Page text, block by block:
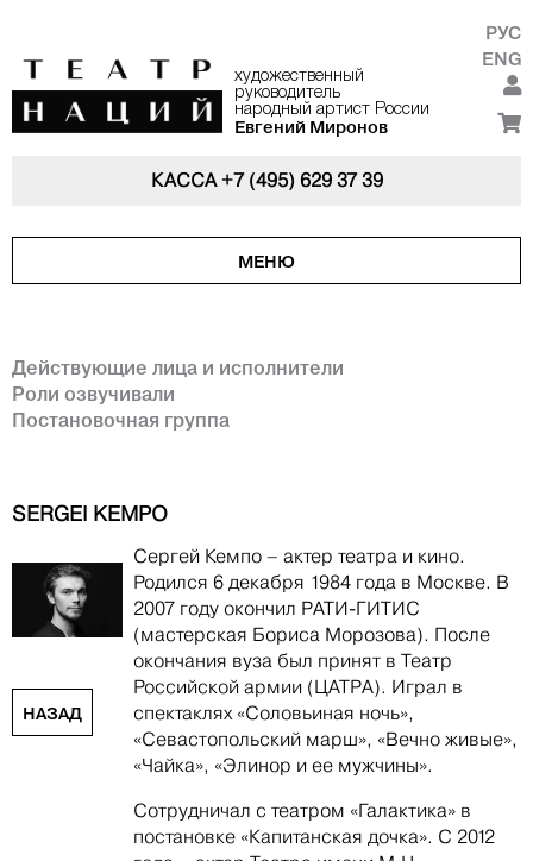
художественный
руководитель
народный артист России
Евгений Миронов
РУС
ENG
КАССА+7 (495) 629 37 39
МЕНЮ
Действующие лица и исполнители
Роли озвучивали
Постановочная группа
SERGEI KEMPO
НАЗАД
Сергей Кемпо – актер театра и кино.
Родился 6 декабря 1984 года в Москве. В
2007 году окончил РАТИ-ГИТИС
(мастерская Бориса Морозова). После
окончания вуза был принят в Театр
Российской армии (ЦАТРА). Играл в
спектаклях «Соловьиная ночь»,
«Севастопольский марш», «Вечно живые»,
«Чайка», «Элинор и ее мужчины».
Сотрудничал с театром «Галактика» в
постановке «Капитанская дочка». С 2012